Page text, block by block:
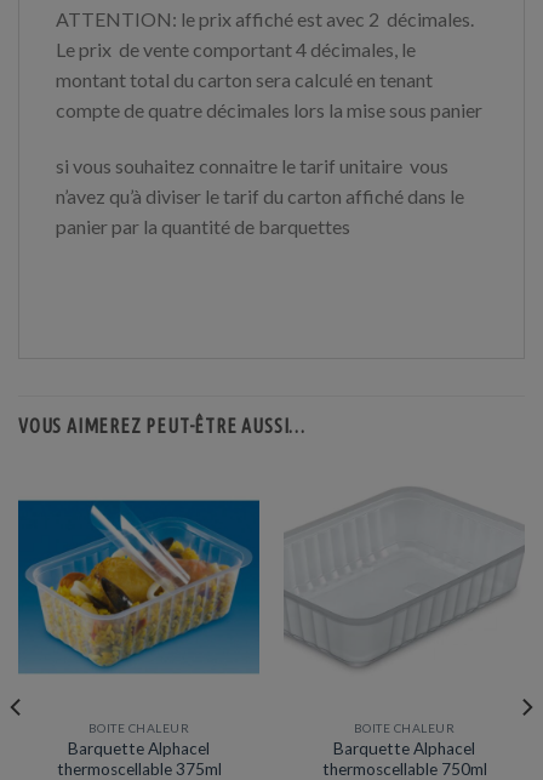
ATTENTION: le prix affiché est avec 2 décimales.
Le prix de vente comportant 4 décimales, le
montant total du carton sera calculé en tenant
compte de quatre décimales lors la mise sous panier
si vous souhaitez connaitre le tarif unitaire vous
n’avez qu’à diviser le tarif du carton affiché dans le
panier par la quantité de barquettes
VOUS AIMEREZ PEUT-ÊTRE AUSSI…
BOITE CHALEUR
Barquette Alphacel
thermoscellable 375ml
BOITE CHALEUR
Barquette Alphacel
thermoscellable 750ml